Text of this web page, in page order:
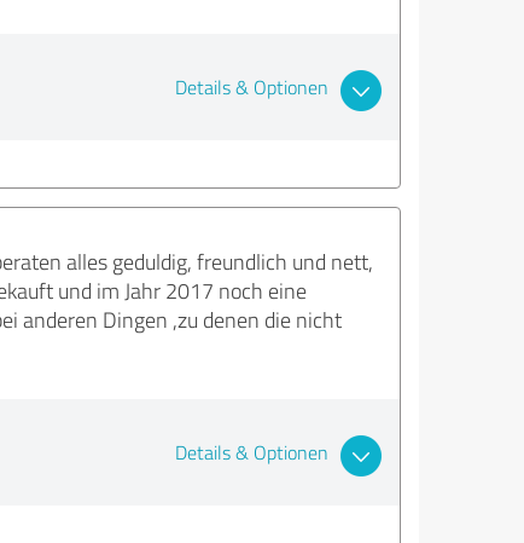
Details & Optionen
alles geduldig, freundlich und nett,
und im Jahr 2017 noch eine
anderen Dingen ,zu denen die nicht
Details & Optionen